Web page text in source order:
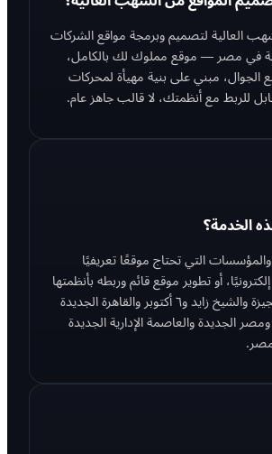
العالية لتصميم وبرمجة مواقع الشركات
في مصر — موقع مملوك لك بالكامل،
مبني على بنية مهيأة لمحركات
الخدمة؟
التي تحتاج موقعًا تعريفيًا
أو تطوير موقع قائم وربطه بأنظمتها
— في القاهرة والجيزة والشيخ زايد و٦ أكتوبر والقاهرة الجديدة
الجديدة والعاصمة الإدارية الجديدة